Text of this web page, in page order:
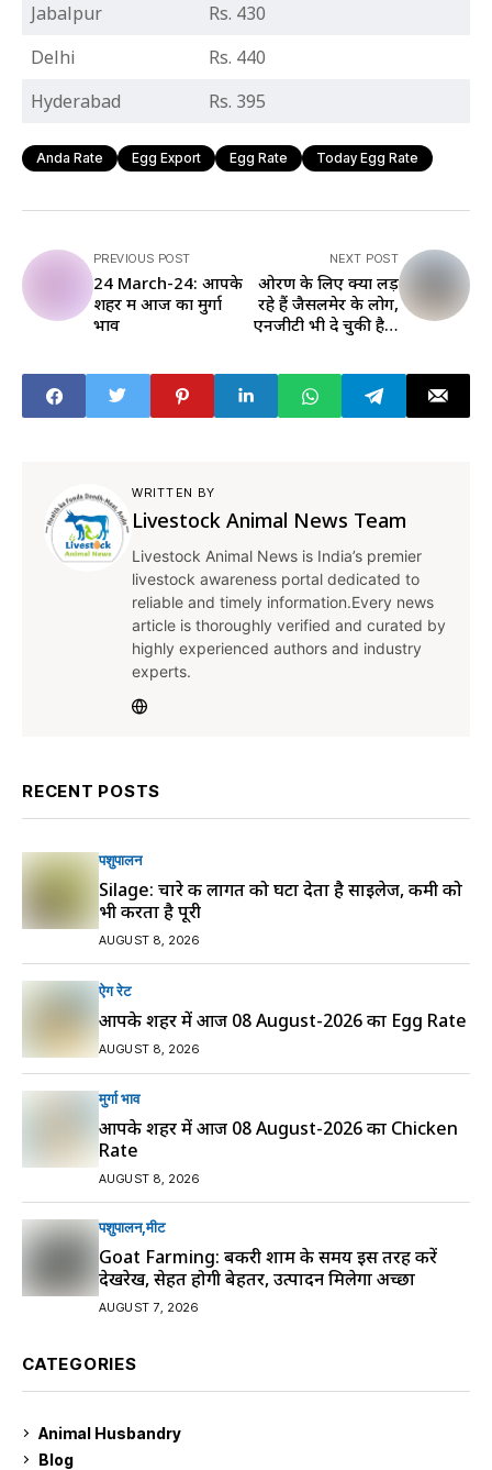
Jabalpur
Rs. 430
Delhi
Rs. 440
Hyderabad
Rs. 395
Anda Rate Egg Export Egg Rate Today Egg Rate
PREVIOUS POST
24 March-24: आपके
शहर में आज का मुर्गा
भाव
NEXT POST
ओरण के लिए क्यों लड़
रहे हैं जैसलमेर के लोग,
एनजीटी भी दे चुकी है ये
WRITTEN BY
Livestock Animal News Team
Livestock Animal News is India’s premier
livestock awareness portal dedicated to
reliable and timely information.Every news
article is thoroughly verified and curated by
highly experienced authors and industry
experts.
RECENT POSTS
पशुपालन
Silage: चारे की लागत को घटा देता है साइलेज, कमी को
भी करता है पूरी
AUGUST 8, 2026
ऐग रेट
आपके शहर में आज 08 August-2026 का Egg Rate
AUGUST 8, 2026
मुर्गा भाव
आपके शहर में आज 08 August-2026 का Chicken
Rate
AUGUST 8, 2026
पशुपालन मीट
Goat Farming: बकरी शाम के समय इस तरह करें
देखरेख, सेहत होगी बेहतर, उत्पादन मिलेगा अच्छा
AUGUST 7, 2026
CATEGORIES
Animal Husbandry
Blog